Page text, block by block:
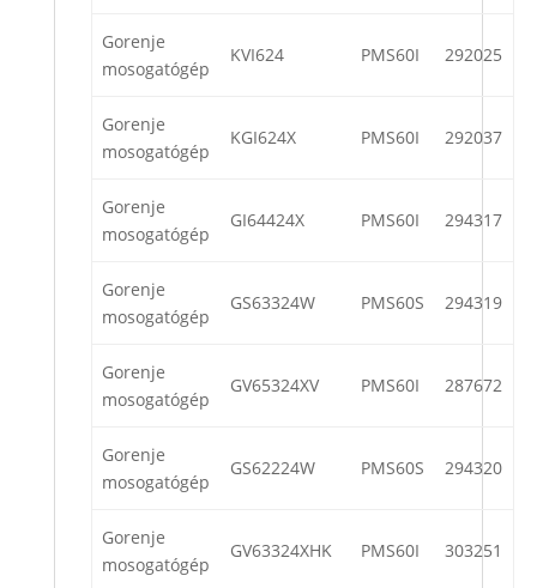
Gorenje
mosogatógép
KVI624 PMS60I 292025
Gorenje
mosogatógép
KGI624X PMS60I 292037
Gorenje
mosogatógép
GI64424X PMS60I 294317
Gorenje
mosogatógép
GS63324W PMS60S 294319
Gorenje
mosogatógép
GV65324XV PMS60I 287672
Gorenje
mosogatógép
GS62224W PMS60S 294320
Gorenje
mosogatógép
GV63324XHK PMS60I 303251